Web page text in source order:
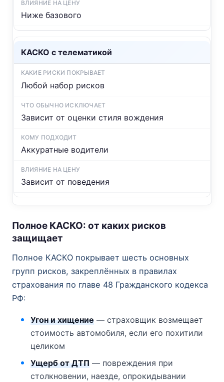
Ниже базового
КАСКО с телематикой
Любой набор рисков
Зависит от оценки стиля вождения
Аккуратные водители
Зависит от поведения
Полное КАСКО: от каких рисков
защищает
Полное КАСКО покрывает шесть основных
групп рисков, закреплённых в правилах
страхования по главе 48 Гражданского кодекса
РФ:
Угон и хищение— страховщик возмещает
стоимость автомобиля, если его похитили
целиком
Ущерб от ДТП— повреждения при
столкновении, наезде, опрокидывании